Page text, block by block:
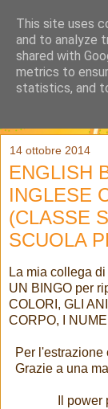
14 ottobre 2014
ENGLISH
INGLESE
(CLASSE
SCUOLA
La mia collega
UN BINGO per
COLORI, GLI
CORPO, I
Per l'estrazione
Grazie a una
Il
This site uses
and to analyze
shared with
metrics to
statistics, and